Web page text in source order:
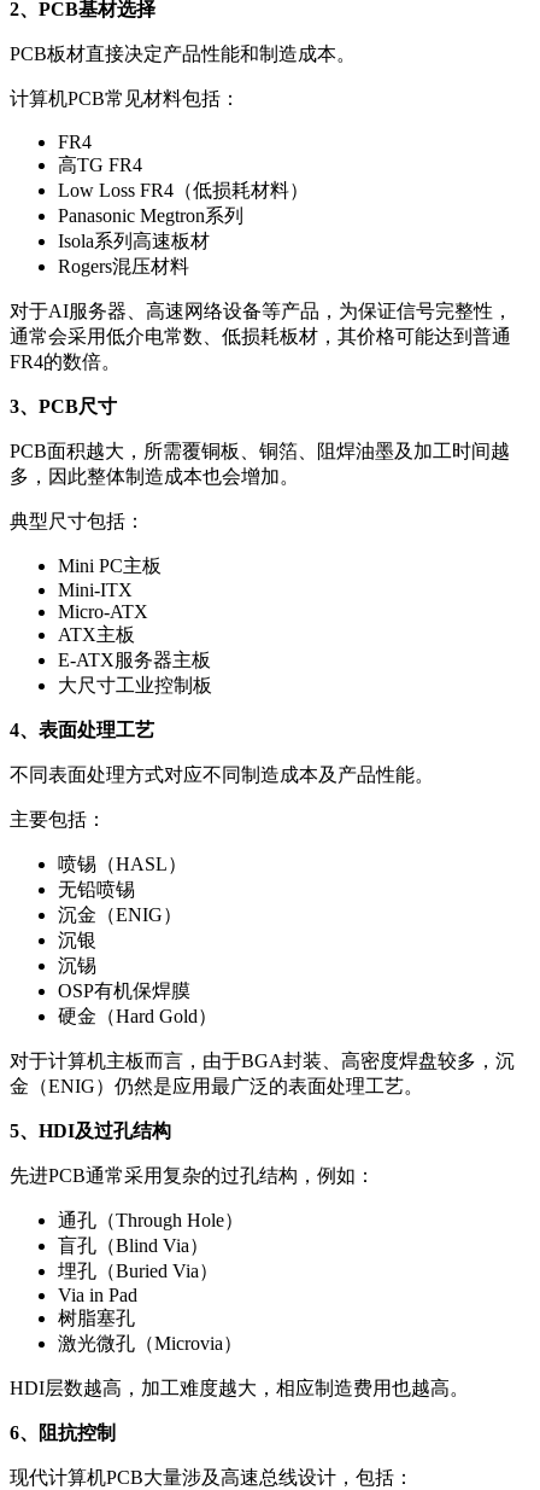
2、PCB基材选择
PCB板材直接决定产品性能和制造成本。
计算机PCB常见材料包括：
FR4
高TG FR4
Low Loss FR4（低损耗材料）
Panasonic Megtron系列
Isola系列高速板材
Rogers混压材料
对于AI服务器、高速网络设备等产品，为保证信号完整性，
通常会采用低介电常数、低损耗板材，其价格可能达到普通
FR4的数倍。
3、PCB尺寸
PCB面积越大，所需覆铜板、铜箔、阻焊油墨及加工时间越
多，因此整体制造成本也会增加。
典型尺寸包括：
Mini PC主板
Mini-ITX
Micro-ATX
ATX主板
E-ATX服务器主板
大尺寸工业控制板
4、表面处理工艺
不同表面处理方式对应不同制造成本及产品性能。
主要包括：
喷锡（HASL）
无铅喷锡
沉金（ENIG）
沉银
沉锡
OSP有机保焊膜
硬金（Hard Gold）
对于计算机主板而言，由于BGA封装、高密度焊盘较多，沉
金（ENIG）仍然是应用最广泛的表面处理工艺。
5、HDI及过孔结构
先进PCB通常采用复杂的过孔结构，例如：
通孔（Through Hole）
盲孔（Blind Via）
埋孔（Buried Via）
Via in Pad
树脂塞孔
激光微孔（Microvia）
HDI层数越高，加工难度越大，相应制造费用也越高。
6、阻抗控制
现代计算机PCB大量涉及高速总线设计，包括：